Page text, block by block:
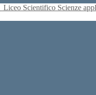
Liceo Scientifico Scienze